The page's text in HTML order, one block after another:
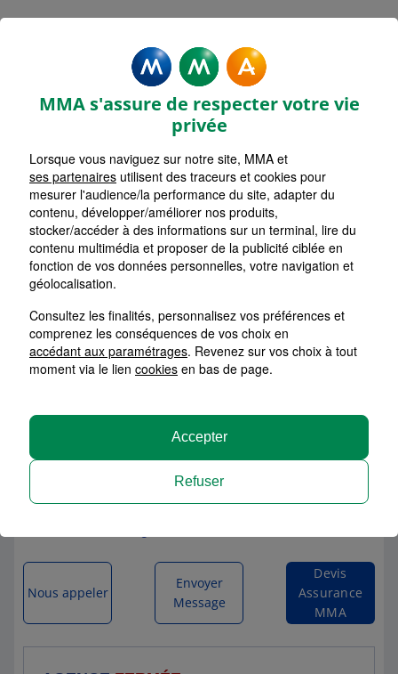
Assurance Nouvelle-Aquitaine
Assurance Lot-et-Garonne (47)
MMA FUMEL MONTAYRAL
65 AVENUE DE FUMEL
Nous appeler
Envoyer
Message
Devis
Assurance
MMA
MMA s'assure de respecter votre vie
privée
Lorsque vous naviguez sur notre site, MMA et
ses partenaires utilisent des traceurs et cookies pour
mesurer l'audience/la performance du site, adapter du
contenu, développer/améliorer nos produits,
stocker/accéder à des informations sur un terminal, lire du
contenu multimédia et proposer de la publicité ciblée en
fonction de vos données personnelles, votre navigation et
géolocalisation.
Consultez les finalités, personnalisez vos préférences et
comprenez les conséquences de vos choix en
accédant aux paramétrages. Revenez sur vos choix à tout
moment via le lien cookies en bas de page.
Refuser
Accepter